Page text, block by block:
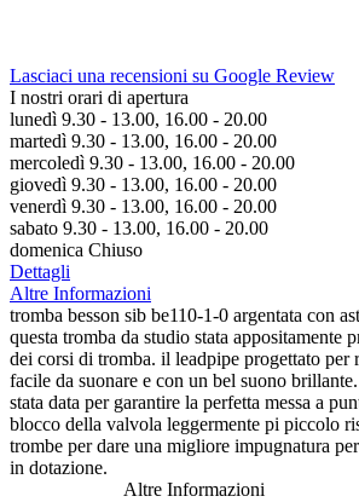
Lasciaci una recensioni su Google Review
I nostri orari di apertura
lunedì 9.30 - 13.00, 16.00 - 20.00
martedì 9.30 - 13.00, 16.00 - 20.00
mercoledì 9.30 - 13.00, 16.00 - 20.00
giovedì 9.30 - 13.00, 16.00 - 20.00
venerdì 9.30 - 13.00, 16.00 - 20.00
sabato 9.30 - 13.00, 16.00 - 20.00
domenica Chiuso
Dettagli
Altre Informazioni
tromba besson sib be110-1-0 argentata con
questa tromba da studio stata appositamente
dei corsi di tromba. il leadpipe progettato per
facile da suonare e con un bel suono
stata data per garantire la perfetta messa a
blocco della valvola leggermente pi piccolo
trombe per dare una migliore impugnatura
in dotazione.
Altre Informazioni